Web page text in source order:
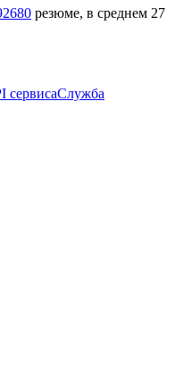
резюме, в среднем 27
сервисаСлужба